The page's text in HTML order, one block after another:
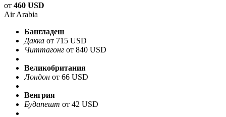
от 460 USD
Air Arabia
Бангладеш
Дакка от 715 USD
Читтагонг от 840 USD
Великобритания
Лондон от 66 USD
Венгрия
Будапешт от 42 USD